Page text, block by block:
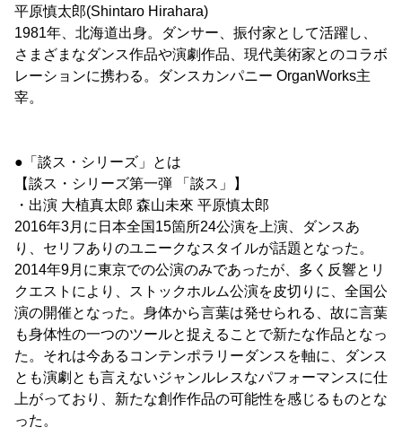
平原慎太郎(Shintaro Hirahara)
1981年、北海道出身。ダンサー、振付家として活躍し、
さまざまなダンス作品や演劇作品、現代美術家とのコラボ
レーションに携わる。ダンスカンパニー OrganWorks主
宰。
●「談ス・シリーズ」とは
【談ス・シリーズ第一弾 「談ス」】
・出演 大植真太郎 森山未來 平原慎太郎
2016年3月に日本全国15箇所24公演を上演、ダンスあ
り、セリフありのユニークなスタイルが話題となった。
2014年9月に東京での公演のみであったが、多く反響とリ
クエストにより、ストックホルム公演を皮切りに、全国公
演の開催となった。身体から言葉は発せられる、故に言葉
も身体性の一つのツールと捉えることで新たな作品となっ
た。それは今あるコンテンポラリーダンスを軸に、ダンス
とも演劇とも言えないジャンルレスなパフォーマンスに仕
上がっており、新たな創作作品の可能性を感じるものとな
った。